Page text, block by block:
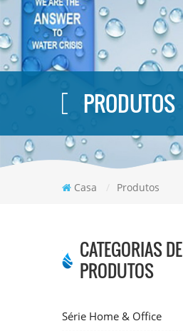
PRODUTOS
Casa / Produtos
CATEGORIAS DE
PRODUTOS
Série Home & Office